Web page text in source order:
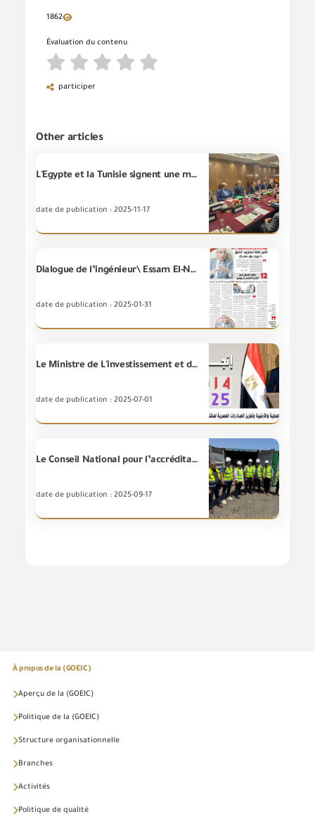
1862
Évaluation du contenu
participer
Other articles
L'Egypte et la Tunisie signent une mémorandum de compréhension pour la reconnaissance mutuelle des certificats de conformité pour les biens industriels non alimentaires .
date de publication : 2025-11-17
Dialogue de l’ingénieur\ Essam El-Naggar au journal “Al-AKHBAR”
date de publication : 2025-01-31
Le Ministre de L'investissement et du Commerce extérieur, L’ingénieur / Hassan El-Khatib, passe en revue les achèvements des autorités affiliés au Ministère de l'Investissement et du Commerce extérieur au cours de la période allant de 2014 à 2025,et cela depuis que Son Excellence le Président Abdel Fattah Al-Sisi a assumé la présidence de la République en 2014, visant à accroître les investissements locaux et étrangers et de renforcer les exportations égyptiennes vers divers marchés internationa
date de publication : 2025-07-01
Le Conseil National pour l’accréditation (EGAC) a approuvé l’extension du champ d’application de l’accréditation pour l’Unité d’inspection des produits à la(GOEIC) conformément aux exigences de la norme internationale (ISO/IEC 17020:2012).
date de publication : 2025-09-17
À propos de la (GOEIC)
Aperçu de la (GOEIC)
Politique de la (GOEIC)
Structure organisationnelle
Branches
Activités
Politique de qualité